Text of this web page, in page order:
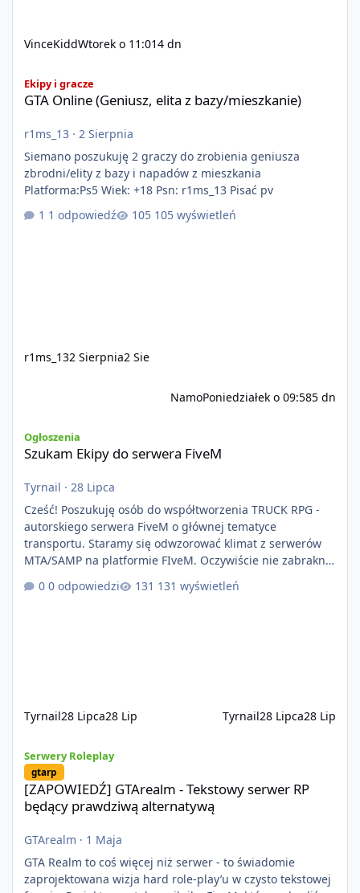
VinceKiddWtorek o 11:014 dn
Ekipy i gracze
GTA Online (Geniusz, elita z bazy/mieszkanie)
r1ms_13 · 2 Sierpnia
Siemano poszukuję 2 graczy do zrobienia geniusza
zbrodni/elity z bazy i napadów z mieszkania
Platforma:Ps5 Wiek: +18 Psn: r1ms_13 Pisać pv
1 odpowiedź
105 wyświetleń
r1ms_132 Sierpnia2 Sie
NamoPoniedziałek o 09:585 dn
Ogłoszenia
Szukam Ekipy do serwera FiveM
Tyrnail · 28 Lipca
Cześć! Poszukuję osób do współtworzenia TRUCK RPG -
autorskiego serwera FiveM o głównej tematyce
transportu. Staramy się odwzorować klimat z serwerów
MTA/SAMP na platformie FIveM. Oczywiście nie zabraknie
kontentu dla graczy którzy chcą robić coś innego niż
jeździć ciężarówką. Projekt tworzony jest od podstaw z
0 odpowiedzi 131 wyświetleń
Tyrnail28 Lipca28 Lip Tyrnail28 Lipca28 Lip
Serwery Roleplay
gtarp
[ZAPOWIEDŹ] GTArealm - Tekstowy serwer RP
będący prawdziwą alternatywą
GTArealm · 1 Maja
GTA Realm to coś więcej niż serwer - to świadomie
zaprojektowana wizja hard role-play’u w czysto tekstowej